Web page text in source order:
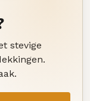
stevige